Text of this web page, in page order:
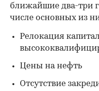
ближайшие два-три
числе основных из
Релокация
Цены на нефть
Отсутствие